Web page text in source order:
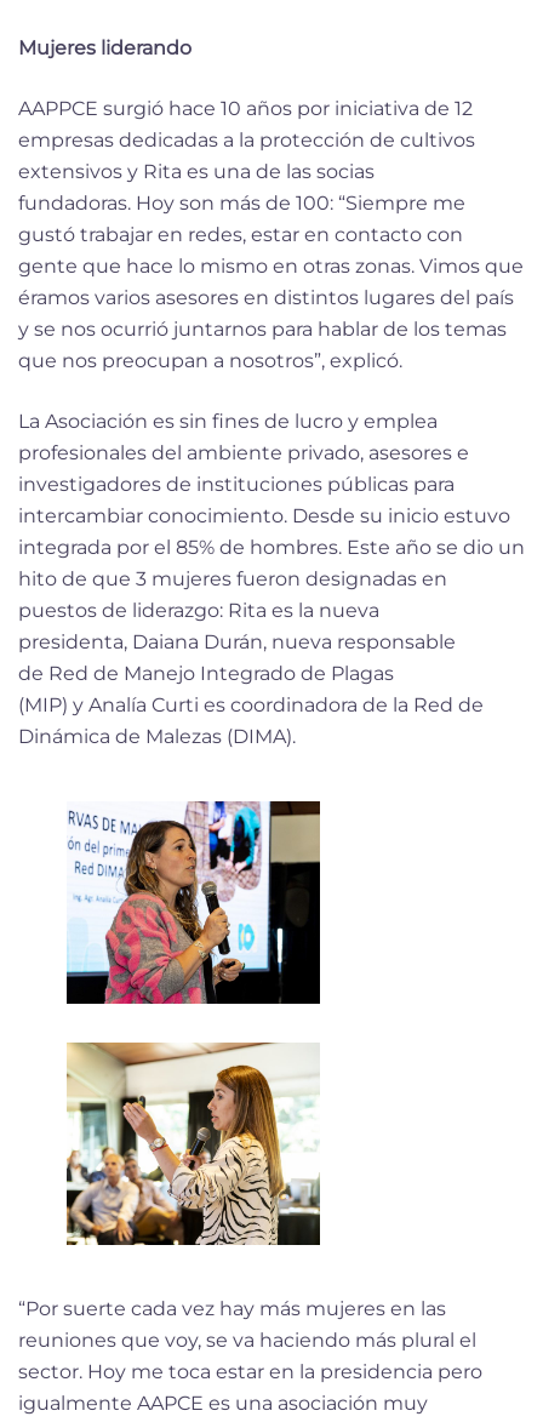
Mujeres liderando
AAPPCE surgió hace 10 años por iniciativa de 12
empresas dedicadas a la protección de cultivos
extensivos y Rita es una de las socias
fundadoras. Hoy son más de 100: “Siempre me
gustó trabajar en redes, estar en contacto con
gente que hace lo mismo en otras zonas. Vimos que
éramos varios asesores en distintos lugares del país
y se nos ocurrió juntarnos para hablar de los temas
que nos preocupan a nosotros”, explicó.
La Asociación es sin fines de lucro y emplea
profesionales del ambiente privado, asesores e
investigadores de instituciones públicas para
intercambiar conocimiento. Desde su inicio estuvo
integrada por el 85% de hombres. Este año se dio un
hito de que 3 mujeres fueron designadas en
puestos de liderazgo: Rita es la nueva
presidenta, Daiana Durán, nueva responsable
de Red de Manejo Integrado de Plagas
(MIP) y Analía Curti es coordinadora de la Red de
Dinámica de Malezas (DIMA).
“Por suerte cada vez hay más mujeres en las
reuniones que voy, se va haciendo más plural el
sector. Hoy me toca estar en la presidencia pero
igualmente AAPCE es una asociación muy